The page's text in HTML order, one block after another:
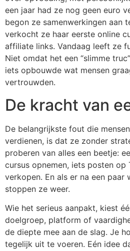
een jaar had ze nog geen euro
begon ze samenwerkingen aan
verkocht ze haar eerste online
affiliate links. Vandaag leeft ze
Niet omdat het een “slimme
iets opbouwde wat mensen
vertrouwden.
De kracht van
De belangrijkste fout die
verdienen, is dat ze zonder
proberen van alles een beetje:
cursus opnemen, iets posten
verkopen. En als er na een paar
stoppen ze weer.
Wie het serieus aanpakt, kiest
doelgroep, platform of
de diepte mee aan de slag. Je
tegelijk uit te voeren. Eén idee